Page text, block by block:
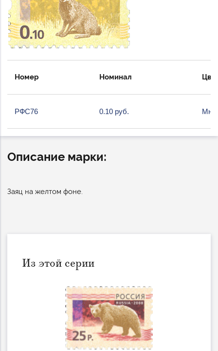
Номер Номинал
РФС76 0.10 руб.
Описание марки:
Заяц на желтом фоне.
Из этой серии